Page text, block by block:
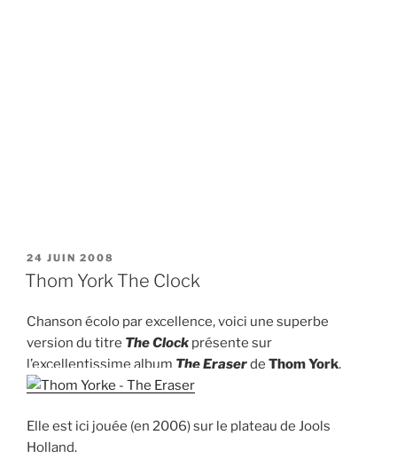
PUBLIÉ
LE
24 JUIN 2008
Thom York The Clock
Chanson écolo par excellence, voici une superbe
version du titre The Clock présente sur
l’excellentissime album The Eraserde Thom York.
Elle est ici jouée (en 2006) sur le plateau de Jools
Holland.